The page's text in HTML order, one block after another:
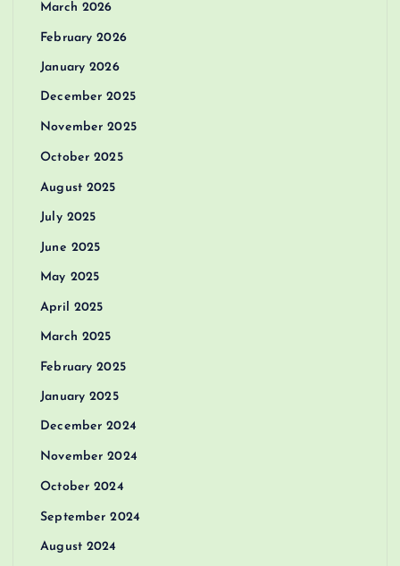
March 2026
February 2026
January 2026
December 2025
November 2025
October 2025
August 2025
July 2025
June 2025
May 2025
April 2025
March 2025
February 2025
January 2025
December 2024
November 2024
October 2024
September 2024
August 2024